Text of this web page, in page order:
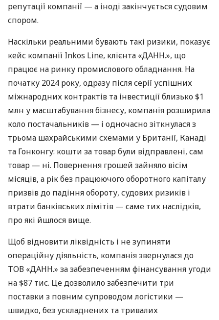
репутації компанії — а іноді закінчується судовим
спором.
Наскільки реальними бувають такі ризики, показує
кейс компанії Inkos Line, клієнта «ДАНН.», що
працює на ринку промислового обладнання. На
початку 2024 року, одразу після серії успішних
міжнародних контрактів та інвестиції близько $1
млн у масштабування бізнесу, компанія розширила
коло постачальників — і одночасно зіткнулася з
трьома шахрайськими схемами у Британії, Канаді
та Гонконгу: кошти за товар були відправлені, сам
товар — ні. Повернення грошей зайняло вісім
місяців, а рік без працюючого оборотного капіталу
призвів до падіння обороту, судових ризиків і
втрати банківських лімітів — саме тих наслідків,
про які йшлося вище.
Щоб відновити ліквідність і не зупиняти
операційну діяльність, компанія звернулася до
ТОВ «ДАНН.» за забезпеченням фінансування угоди
на $87 тис. Це дозволило забезпечити три
поставки з повним супроводом логістики —
швидко, без ускладнених та тривалих